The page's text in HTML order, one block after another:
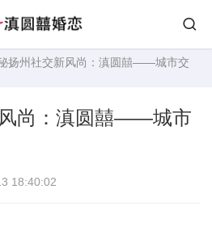
扬州社交新风尚：滇圆囍——城市交
尚：滇圆囍——城市
18:40:02